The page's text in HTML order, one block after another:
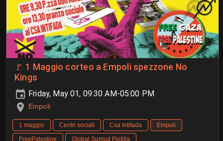
🚩 1 Maggio corteo a Empoli spezzone No
Kings
Friday, May 01, 09:30 AM-05:00 PM
Empoli
1 maggio Centri sociali Csa Intifada
Empoli
FreePalestine
Global Sumud Flotilla